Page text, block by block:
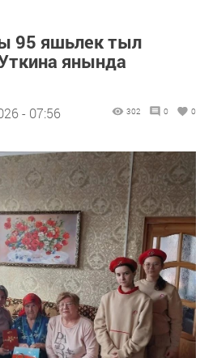
95 яшьлек тыл
янында
- 07:56 302 0 0